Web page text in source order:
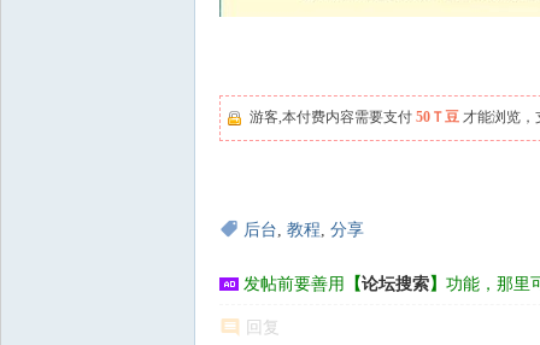
游客,本付费内容需要支付 50Ｔ豆 才能浏览，
后台, 教程, 分享
发帖前要善用 【论坛搜索】 功能，那里
回复